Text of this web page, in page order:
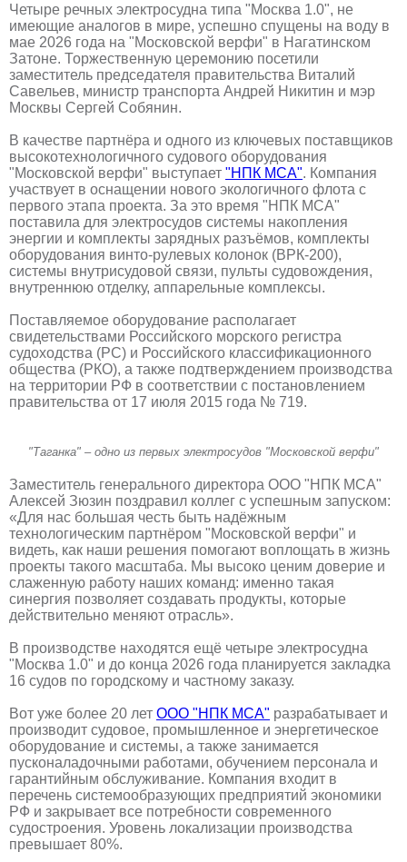
Четыре речных электросудна типа "Москва 1.0", не
имеющие аналогов в мире, успешно спущены на воду в
мае 2026 года на "Московской верфи" в Нагатинском
Затоне. Торжественную церемонию посетили
заместитель председателя правительства Виталий
Савельев, министр транспорта Андрей Никитин и мэр
Москвы Сергей Собянин.
В качестве партнёра и одного из ключевых поставщиков
высокотехнологичного судового оборудования
"Московской верфи" выступает "НПК МСА". Компания
участвует в оснащении нового экологичного флота с
первого этапа проекта. За это время "НПК МСА"
поставила для электросудов системы накопления
энергии и комплекты зарядных разъёмов, комплекты
оборудования винто-рулевых колонок (ВРК-200),
системы внутрисудовой связи, пульты судовождения,
внутреннюю отделку, аппарельные комплексы.
Поставляемое оборудование располагает
свидетельствами Российского морского регистра
судоходства (РС) и Российского классификационного
общества (РКО), а также подтверждением производства
на территории РФ в соответствии с постановлением
правительства от 17 июля 2015 года № 719.
"Таганка" – одно из первых электросудов "Московской верфи"
Заместитель генерального директора ООО "НПК МСА"
Алексей Зюзин поздравил коллег с успешным запуском:
«Для нас большая честь быть надёжным
технологическим партнёром "Московской верфи" и
видеть, как наши решения помогают воплощать в жизнь
проекты такого масштаба. Мы высоко ценим доверие и
слаженную работу наших команд: именно такая
синергия позволяет создавать продукты, которые
действительно меняют отрасль».
В производстве находятся ещё четыре электросудна
"Москва 1.0" и до конца 2026 года планируется закладка
16 судов по городскому и частному заказу.
Вот уже более 20 лет ООО "НПК МСА" разрабатывает и
производит судовое, промышленное и энергетическое
оборудование и системы, а также занимается
пусконаладочными работами, обучением персонала и
гарантийным обслуживание. Компания входит в
перечень системообразующих предприятий экономики
РФ и закрывает все потребности современного
судостроения. Уровень локализации производства
превышает 80%.